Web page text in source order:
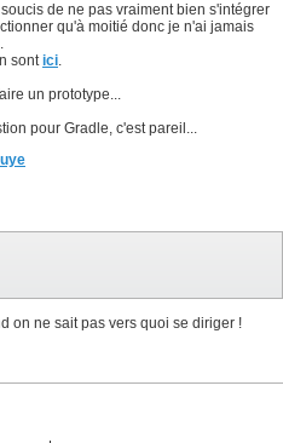
de ne pas vraiment bien s'intégrer
qu'à moitié donc je n'ai jamais
sontici.
un prototype...
pour Gradle, c'est pareil...
on ne sait pas vers quoi se diriger !